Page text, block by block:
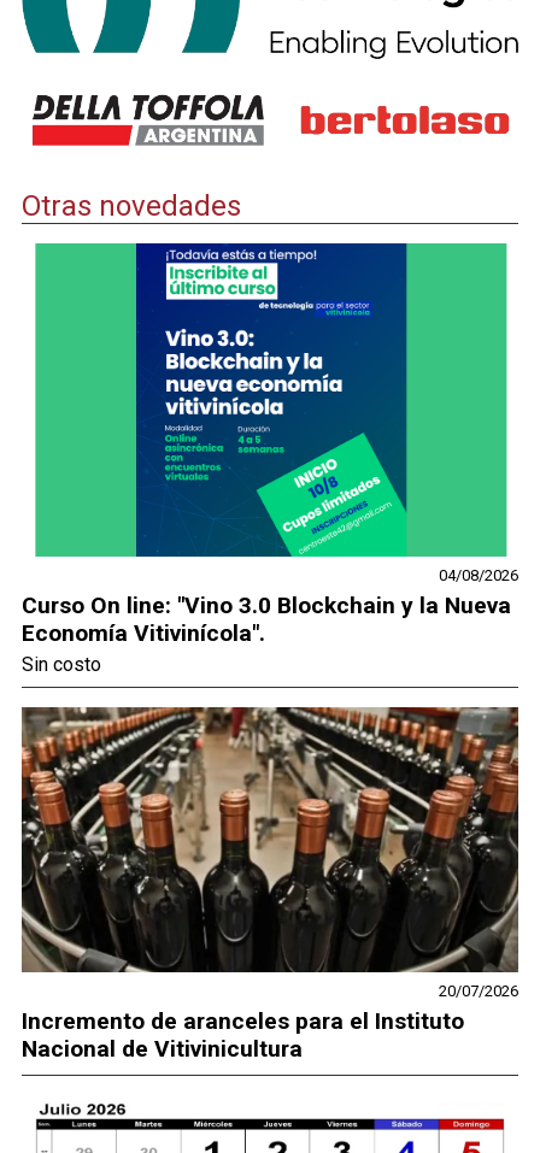
Otras novedades
04/08/2026
Curso On line: "Vino 3.0 Blockchain y la Nueva
Economía Vitivinícola".
Sin costo
20/07/2026
Incremento de aranceles para el Instituto
Nacional de Vitivinicultura